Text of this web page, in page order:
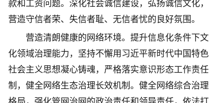
款和工资问题。深化社会诚信建设，弘扬诚信文化，
营造守信者荣、失信者耻、无信者忧的良好氛围。
营造清朗健康的网络环境。提升信息化条件下文
化领域治理能力，坚持不懈用习近平新时代中国特色
社会主义思想凝心铸魂，严格落实意识形态工作责任
制，健全网络生态治理长效机制。健全网络综合治理